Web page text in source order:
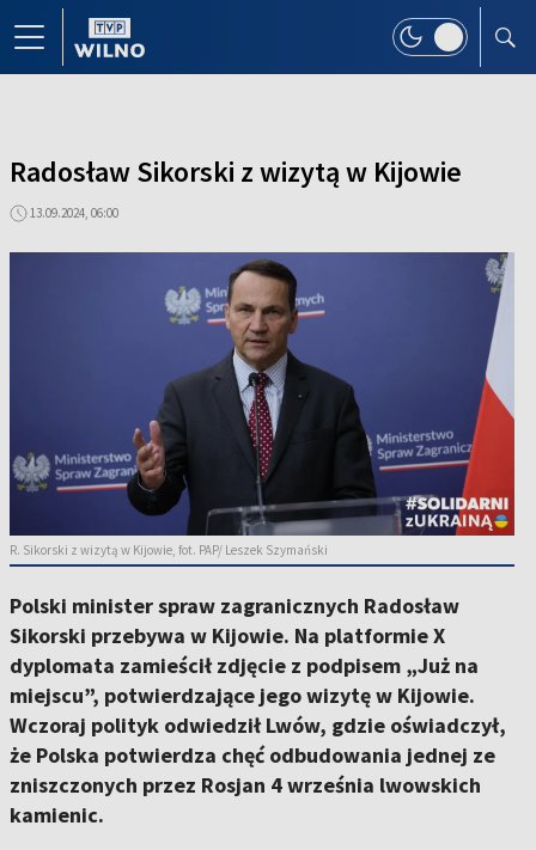
Radosław Sikorski z wizytą w Kijowie
13.09.2024, 06:00
R. Sikorski z wizytą w Kijowie, fot. PAP/ Leszek Szymański
Polski minister spraw zagranicznych Radosław
Sikorski przebywa w Kijowie. Na platformie X
dyplomata zamieścił zdjęcie z podpisem „Już na
miejscu”, potwierdzające jego wizytę w Kijowie.
Wczoraj polityk odwiedził Lwów, gdzie oświadczył,
że Polska potwierdza chęć odbudowania jednej ze
zniszczonych przez Rosjan 4 września lwowskich
kamienic.